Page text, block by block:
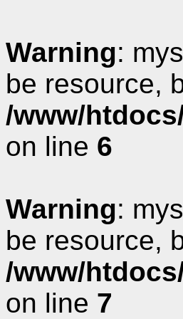
Warning:
be resource,
/www/
on line 6
Warning:
be resource,
/www/
on line 7